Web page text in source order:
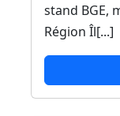
stand BGE,
Région Îl[...]